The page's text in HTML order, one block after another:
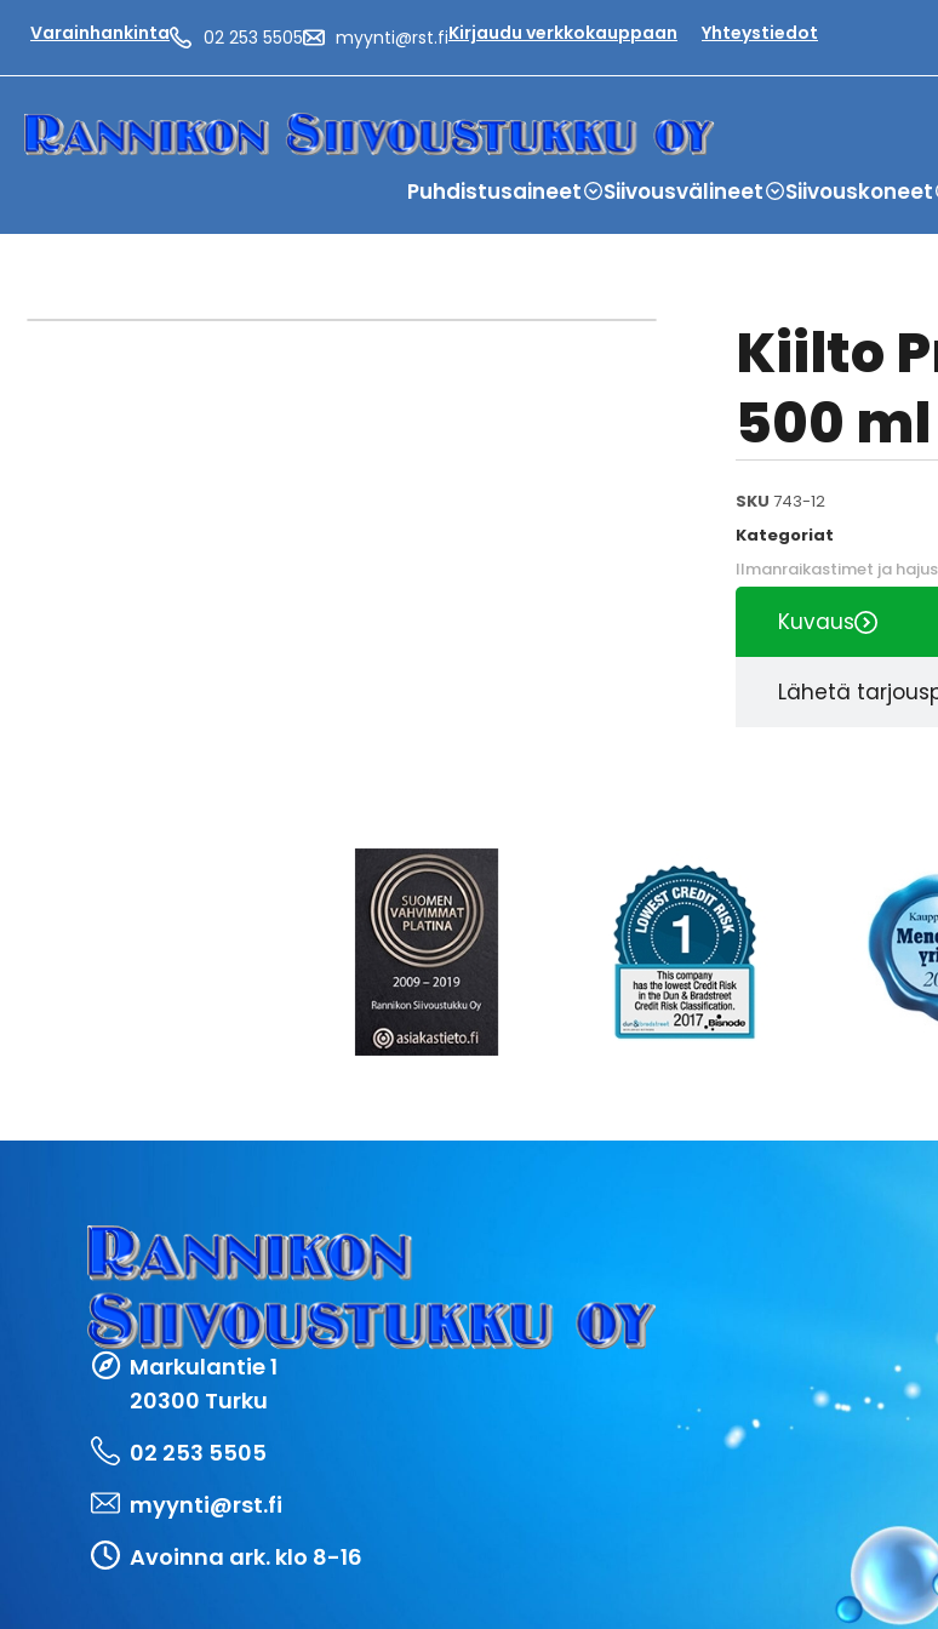
Varainhankinta 02 253 5505 myynti@rst.fiKirjaudu verkkokauppaan Yhteystiedot
Puhdistusaineet Siivousvälineet Siivouskoneet
Kiilto
500 ml
SKU 743-12
Kategoriat
Ilmanraikastimet ja
Kuvaus
Lähetä
Markulantie 1
20300 Turku
02 253 5505
myynti@rst.fi
Avoinna ark. klo 8-16